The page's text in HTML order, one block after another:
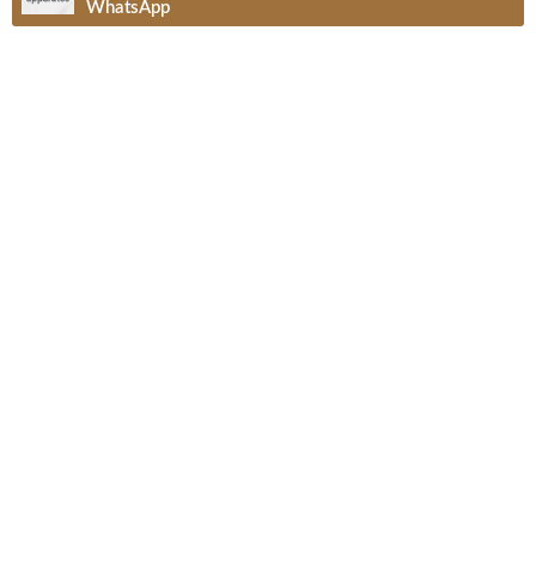
WhatsApp